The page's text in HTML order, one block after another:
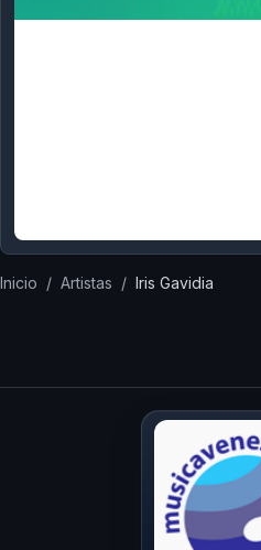
Inicio / Artistas / Iris Gavidia